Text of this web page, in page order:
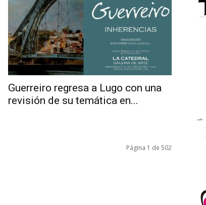
Guerreiro regresa a Lugo con una
revisión de su temática en...
Página 1 de 502